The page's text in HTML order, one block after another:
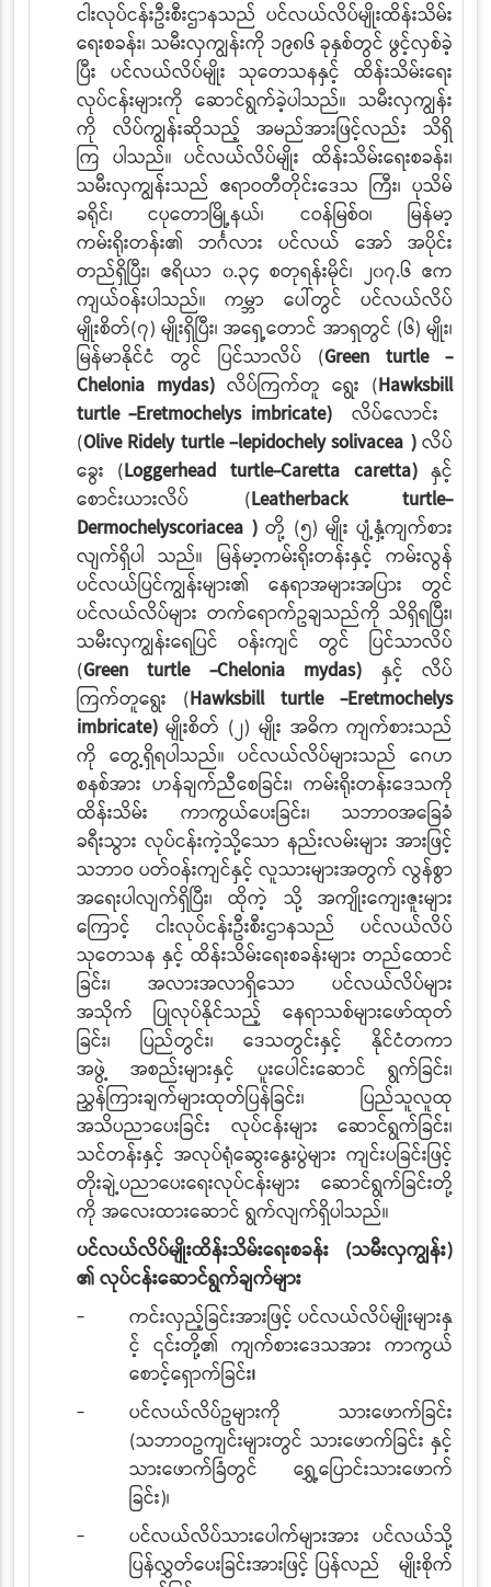
ငါးလုပ်ငန်းဦးစီးဌာနသည် ပင်လယ်လိပ်မျိုးထိန်းသိမ်း
ရေးစခန်း၊ သမီးလှကျွန်းကို ၁၉၈၆ ခုနှစ်တွင် ဖွင့်လှစ်ခဲ့
ပြီး ပင်လယ်လိပ်မျိုး သုတေသနနှင့် ထိန်းသိမ်းရေး
လုပ်ငန်းများကို ဆောင်ရွက်ခဲ့ပါသည်။ သမီးလှကျွန်း
ကို လိပ်ကျွန်းဆိုသည့် အမည်အားဖြင့်လည်း သိရှိ
ကြ ပါသည်။ ပင်လယ်လိပ်မျိုး ထိန်းသိမ်းရေးစခန်း၊
သမီးလှကျွန်းသည် ဧရာဝတီတိုင်းဒေသ ကြီး၊ ပုသိမ်
ခရိုင်၊ ငပုတောမြို့နယ်၊ ငဝန်မြစ်ဝ၊ မြန်မာ့
ကမ်းရိုးတန်း၏ ဘင်္ဂလား ပင်လယ် အော် အပိုင်း
တည်ရှိပြီး၊ ဧရိယာ ၀.၃၄ စတုရန်းမိုင်၊ ၂၀၇.၆ ဧက
ကျယ်ဝန်းပါသည်။ ကမ္ဘာ
ပေါ်တွင် ပင်လယ်လိပ်
မျိုးစိတ်(၇) မျိုးရှိပြီး၊ အရှေ့တောင် အာရှတွင် (၆) မျိုး၊
မြန်မာနိုင်ငံ တွင် ပြင်သာလိပ် (Green turtle -
Chelonia mydas) လိပ်ကြက်တူ ရွေး (Hawksbill
turtle -Eretmochelys imbricate) လိပ်လောင်း
(Olive Ridely turtle –lepidochely solivacea )လိပ်
ခွေး (Loggerhead turtle-Caretta caretta)နှင့်
စောင်းယားလိပ် (Leatherback turtle-
Dermochelyscoriacea )တို့ (၅) မျိုး ပျံ့နှံ့ကျက်စား
လျက်ရှိပါ သည်။ မြန်မာ့ကမ်းရိုးတန်းနှင့် ကမ်းလွန်
ပင်လယ်ပြင်ကျွန်းများ၏ နေရာအများအပြား တွင်
ပင်လယ်လိပ်များ တက်ရောက်ဥချသည်ကို သိရှိရပြီး၊
သမီးလှကျွန်းရေပြင် ဝန်းကျင် တွင် ပြင်သာလိပ်
(Green turtle -Chelonia mydas) နှင့် လိပ်
ကြက်တူရွေး (Hawksbill turtle -Eretmochelys
imbricate)မျိုးစိတ် (၂) မျိုး အဓိက ကျက်စားသည်
ကို တွေ့ရှိရပါသည်။ ပင်လယ်လိပ်များသည် ဂေဟ
စနစ်အား ဟန်ချက်ညီစေခြင်း၊ ကမ်းရိုးတန်းဒေသကို
ထိန်းသိမ်း ကာကွယ်ပေးခြင်း၊ သဘာဝအခြေခံ
ခရီးသွား လုပ်ငန်းကဲ့သို့သော နည်းလမ်းများ အားဖြင့်
သဘာဝ ပတ်ဝန်းကျင်နှင့် လူသားများအတွက် လွန်စွာ
အရေးပါလျက်ရှိပြီး၊ ထိုကဲ့ သို့ အကျိုးကျေးဇူးများ
ကြောင့် ငါးလုပ်ငန်းဦးစီးဌာနသည် ပင်လယ်လိပ်
သုတေသန နှင့် ထိန်းသိမ်းရေးစခန်းများ တည်ထောင်
ခြင်း၊ အလားအလာရှိသော ပင်လယ်လိပ်များ
အသိုက်
ပြုလုပ်နိုင်သည့် နေရာသစ်များဖော်ထုတ်
ခြင်း၊ ပြည်တွင်း၊ ဒေသတွင်းနှင့် နိုင်ငံတကာ
အဖွဲ့
အစည်းများနှင့် ပူးပေါင်းဆောင် ရွက်ခြင်း၊
ညွှန်ကြားချက်များထုတ်ပြန်ခြင်း၊ ပြည်သူလူထု
အသိပညာပေးခြင်း လုပ်ငန်းများ ဆောင်ရွက်ခြင်း၊
သင်တန်းနှင့် အလုပ်ရုံဆွေးနွေးပွဲများ ကျင်းပခြင်းဖြင့်
တိုးချဲ့ပညာပေးရေးလုပ်ငန်းများ ဆောင်ရွက်ခြင်းတို့
ကို အလေးထားဆောင် ရွက်လျက်ရှိပါသည်။
ပင်လယ်လိပ်မျိုးထိန်းသိမ်းရေးစခန်း (သမီးလှကျွန်း)
၏ လုပ်ငန်းဆောင်ရွက်ချက်များ
-
ကင်းလှည့်ခြင်းအားဖြင့် ပင်လယ်လိပ်မျိုးများနှ
င့် ၎င်းတို့၏ ကျက်စားဒေသအား ကာကွယ်
စောင့်ရှောက်ခြင်း၊
- ပင်လယ်လိပ်ဥများကို သားဖောက်ခြင်း
(သဘာဝဥကျင်းများတွင် သားဖောက်ခြင်း နှင့်
သားဖောက်ခြံတွင် ရွှေ့ပြောင်းသားဖောက်
ခြင်း)၊
-
ပင်လယ်လိပ်သားပေါက်များအား ပင်လယ်သို့
ပြန်လွှတ်ပေးခြင်းအားဖြင့် ပြန်လည် မျိုးစိုက်